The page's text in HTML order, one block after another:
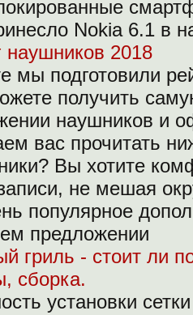
Nokia 6.1 в
наушников 2018
мы подготовили
получить
наушников и
вас прочитать
Вы хотите
не мешая
популярное
предложении
гриль - стоит ли
сборка.
установки